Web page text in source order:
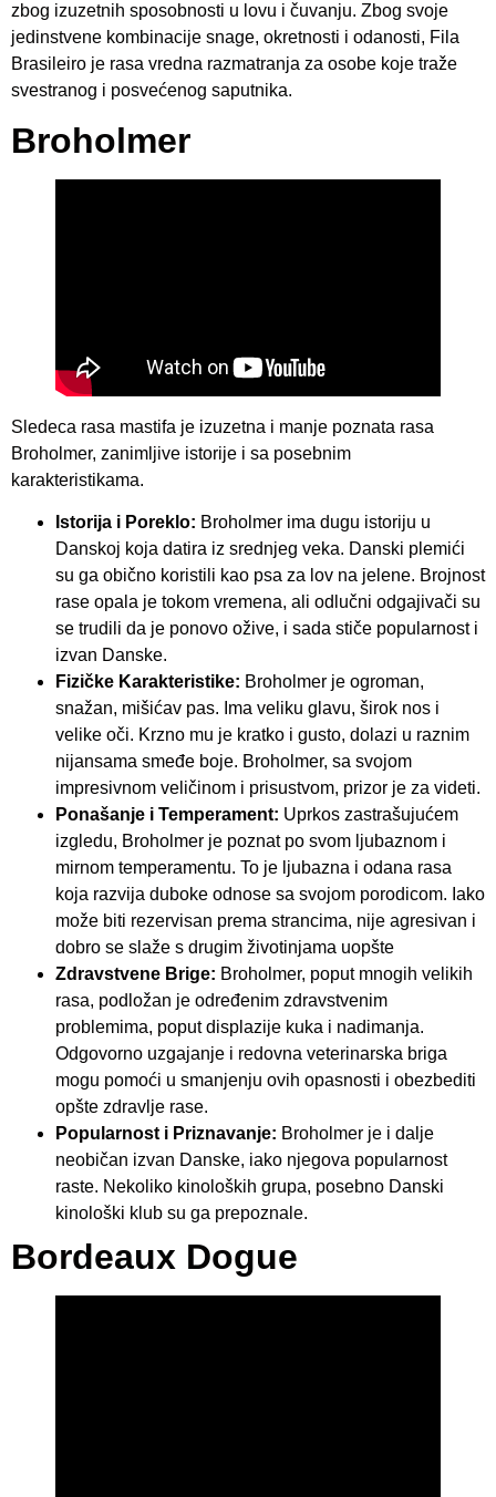
zbog izuzetnih sposobnosti u lovu i čuvanju. Zbog svoje
jedinstvene kombinacije snage, okretnosti i odanosti, Fila
Brasileiro je rasa vredna razmatranja za osobe koje traže
svestranog i posvećenog saputnika.
Broholmer
Sledeca rasa mastifa je izuzetna i manje poznata rasa
Broholmer, zanimljive istorije i sa posebnim
karakteristikama.
Istorija i Poreklo: Broholmer ima dugu istoriju u
Danskoj koja datira iz srednjeg veka. Danski plemići
su ga obično koristili kao psa za lov na jelene. Brojnost
rase opala je tokom vremena, ali odlučni odgajivači su
se trudili da je ponovo ožive, i sada stiče popularnost i
izvan Danske.
Fizičke Karakteristike: Broholmer je ogroman,
snažan, mišićav pas. Ima veliku glavu, širok nos i
velike oči. Krzno mu je kratko i gusto, dolazi u raznim
nijansama smeđe boje. Broholmer, sa svojom
impresivnom veličinom i prisustvom, prizor je za videti.
Ponašanje i Temperament: Uprkos zastrašujućem
izgledu, Broholmer je poznat po svom ljubaznom i
mirnom temperamentu. To je ljubazna i odana rasa
koja razvija duboke odnose sa svojom porodicom. Iako
može biti rezervisan prema strancima, nije agresivan i
dobro se slaže s drugim životinjama uopšte
Zdravstvene Brige: Broholmer, poput mnogih velikih
rasa, podložan je određenim zdravstvenim
problemima, poput displazije kuka i nadimanja.
Odgovorno uzgajanje i redovna veterinarska briga
mogu pomoći u smanjenju ovih opasnosti i obezbediti
opšte zdravlje rase.
Popularnost i Priznavanje: Broholmer je i dalje
neobičan izvan Danske, iako njegova popularnost
raste. Nekoliko kinoloških grupa, posebno Danski
kinološki klub su ga prepoznale.
Bordeaux Dogue